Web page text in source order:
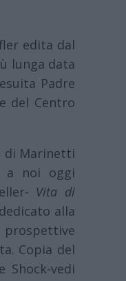
edita dal
lunga data
Padre
del Centro
di Marinetti
a noi oggi
Vita di
alla
Copia del
Shock-vedi